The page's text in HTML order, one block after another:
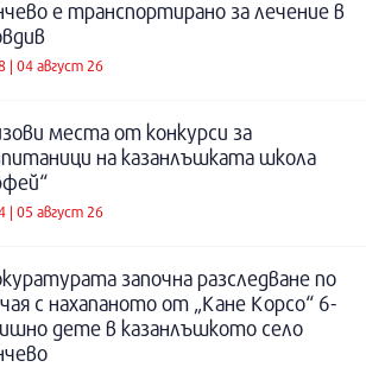
е транспортирано за лечение в
| 04 август 26
места от конкурси за
на казанлъшката школа
| 05 август 26
започна разследване по
с нахапаното от „Кане Корсо“ 6-
дете в казанлъшкото село